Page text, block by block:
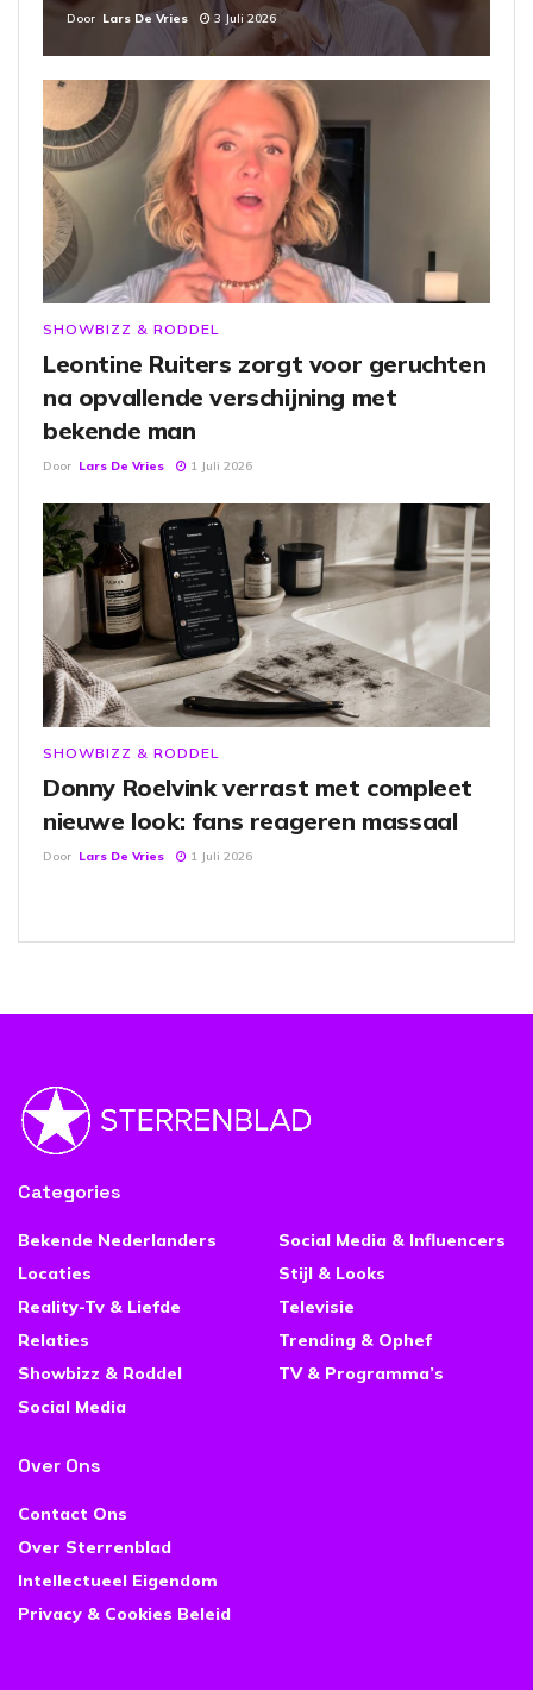
Door Lars De Vries 3 Juli 2026
SHOWBIZZ & RODDEL
Leontine Ruiters zorgt voor geruchten
na opvallende verschijning met
bekende man
Door Lars De Vries 1 Juli 2026
SHOWBIZZ & RODDEL
Donny Roelvink verrast met compleet
nieuwe look: fans reageren massaal
Door Lars De Vries 1 Juli 2026
Categories
Bekende Nederlanders
Locaties
Reality-Tv & Liefde
Relaties
Showbizz & Roddel
Social Media
Social Media & Influencers
Stijl & Looks
Televisie
Trending & Ophef
TV & Programma’s
Over Ons
Contact Ons
Over Sterrenblad
Intellectueel Eigendom
Privacy & Cookies Beleid